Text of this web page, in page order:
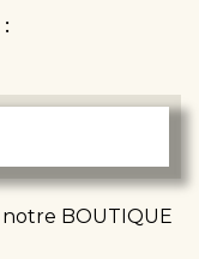
BOUTIQUE